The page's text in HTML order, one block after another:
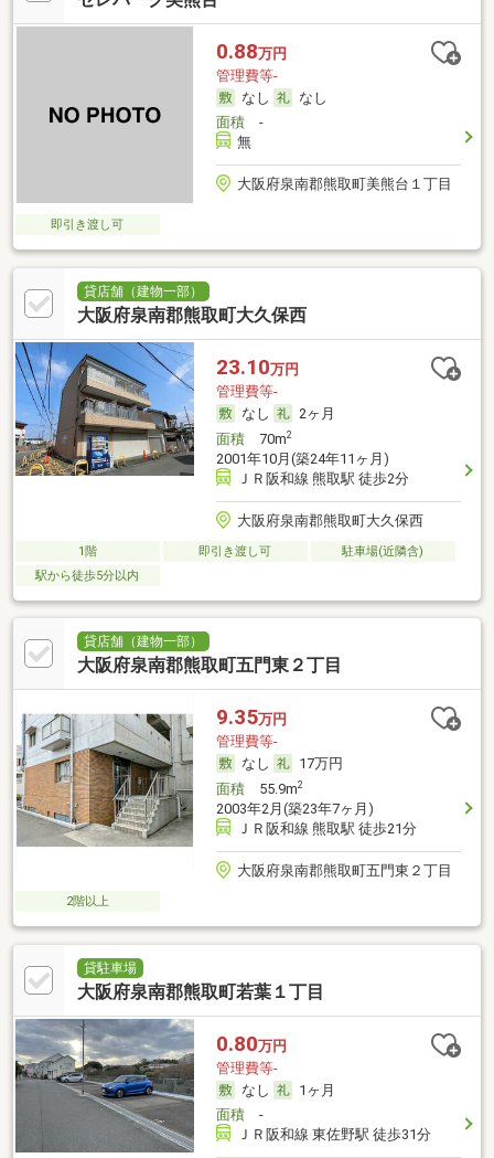
0.88万円
管理費等-
なし
なし
面積-
無
大阪府泉南郡熊取町美熊台１丁目
即引き渡し可
貸店舗（建物一部）
大阪府泉南郡熊取町大久保西
23.10万円
管理費等-
なし
2ヶ月
面積70m2
2001年10月(築24年11ヶ月)
ＪＲ阪和線 熊取駅 徒歩2分
大阪府泉南郡熊取町大久保西
1階 即引き渡し可
駐車場(近隣含)
駅から徒歩5分以内
貸店舗（建物一部）
大阪府泉南郡熊取町五門東２丁目
9.35万円
管理費等-
なし
17万円
面積55.9m2
2003年2月(築23年7ヶ月)
ＪＲ阪和線 熊取駅 徒歩21分
大阪府泉南郡熊取町五門東２丁目
2階以上
貸駐車場
大阪府泉南郡熊取町若葉１丁目
0.80万円
管理費等-
なし
1ヶ月
面積-
ＪＲ阪和線 東佐野駅 徒歩31分